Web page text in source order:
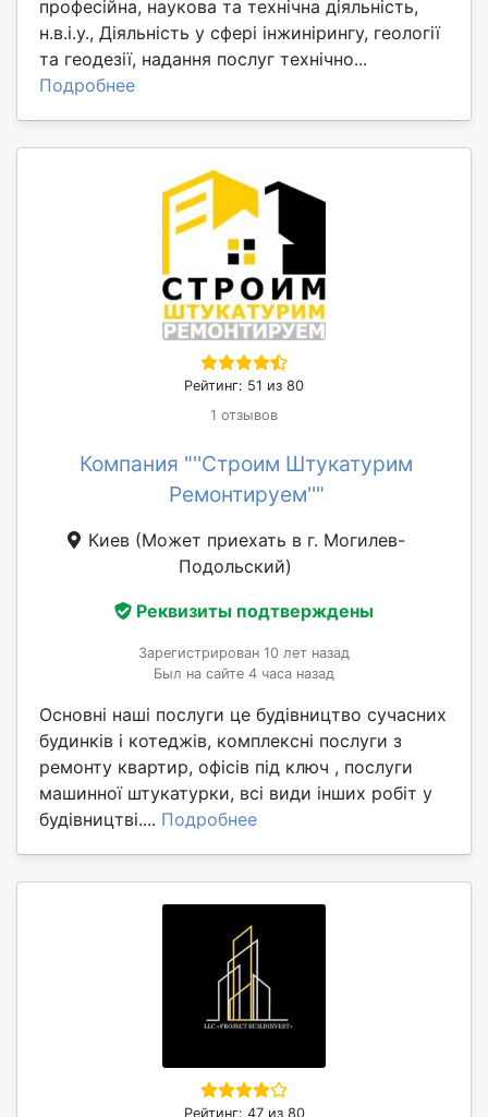
професійна, наукова та технічна діяльність,
н.в.і.у., Діяльність у сфері інжинірингу, геології
та геодезії, надання послуг технічно...
Подробнее
Рейтинг: 51 из 80
1 отзывов
Компания "''Строим Штукатурим
Ремонтируем''"
Киев (Может приехать в г. Могилев-
Подольский)
Реквизиты подтверждены
Зарегистрирован 10 лет назад
Был на сайте 4 часа назад
Основні наші послуги це будівництво сучасних
будинків і котеджів, комплексні послуги з
ремонту квартир, офісів під ключ , послуги
машинної штукатурки, всі види інших робіт у
будівництві.... Подробнее
Рейтинг: 47 из 80